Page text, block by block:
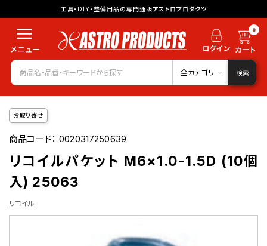
工具・DIY・整備用品の専門通販アストロプロダクツ
0
全カテゴリ 検索
お取り寄せ
商品コード：0020317250639
リコイルパケット M6×1.0-1.5D (10個
入) 25063
リコイル